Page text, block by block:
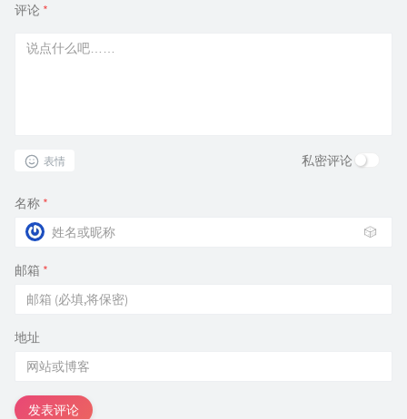
评论 *
表情 私密评论
名称 *
🎲
邮箱 *
地址
发表评论